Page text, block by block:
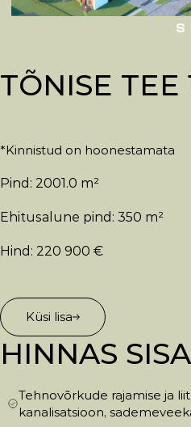
S
TÕNISE TEE
*Kinnistud on hoonestamata
Pind: 2001.0 m²
Ehitusalune pind: 350 m²
Hind: 220 900 €
Küsi lisa
HINNAS
Tehnovõrkude rajamise ja
kanalisatsioon,